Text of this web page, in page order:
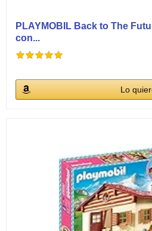
PLAYMOBIL Back to The
con...
Lo